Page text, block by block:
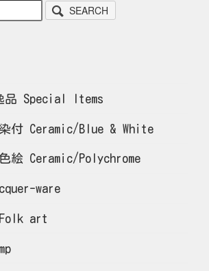
SEARCH
品 Special Items
付 Ceramic/Blue & White
絵 Ceramic/Polychrome
ware
art